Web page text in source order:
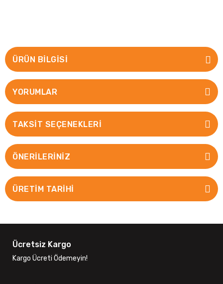
ÜRÜN BILGISI
YORUMLAR
TAKSIT SEÇENEKLERI
ÖNERILERINIZ
ÜRETİM TARİHİ
Ücretsiz Kargo
Kargo Ücreti Ödemeyin!